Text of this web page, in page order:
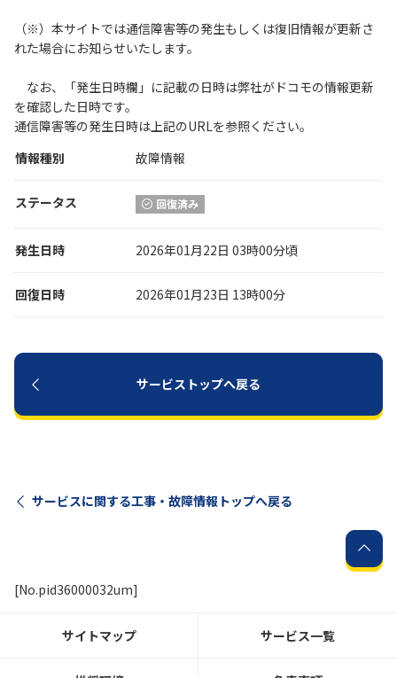
（※）本サイトでは通信障害等の発生もしくは復旧情報が更新さ
れた場合にお知らせいたします。
なお、「発生日時欄」に記載の日時は弊社がドコモの情報更新
を確認した日時です。
通信障害等の発生日時は上記のURLを参照ください。
情報種別
故障情報
ステータス 回復済み
発生日時 2026年01月22日 03時00分頃
回復日時 2026年01月23日 13時00分
サービストップへ戻る
サービスに関する工事・故障情報トップへ戻る
[No.pid36000032um]
サイトマップ サービス一覧